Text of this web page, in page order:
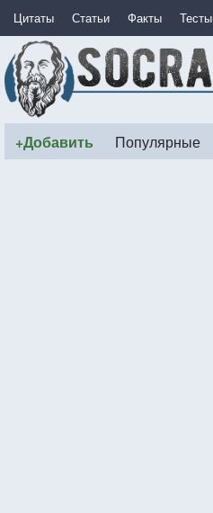
Цитаты Статьи Факты Тесты
+Добавить Популярные